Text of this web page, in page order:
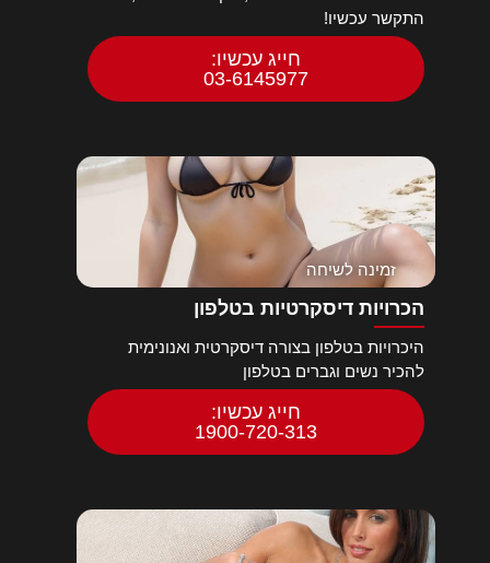
התקשר עכשיו!
חייג עכשיו:
03-6145977
זמינה לשיחה
הכרויות דיסקרטיות בטלפון
היכרויות בטלפון בצורה דיסקרטית ואנונימית
להכיר נשים וגברים בטלפון
חייג עכשיו:
1900-720-313